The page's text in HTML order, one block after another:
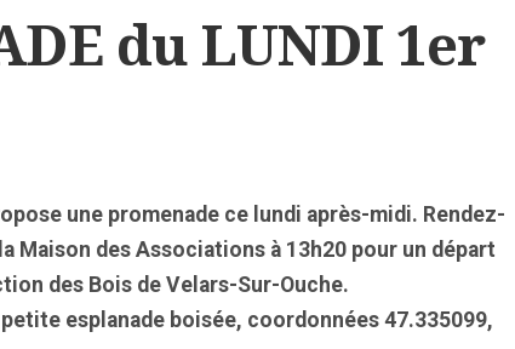
du LUNDI 1er
une promenade ce lundi après-midi. Rendez-
Maison des Associations à 13h20 pour un départ
des Bois de Velars-Sur-Ouche.
esplanade boisée, coordonnées 47.335099,